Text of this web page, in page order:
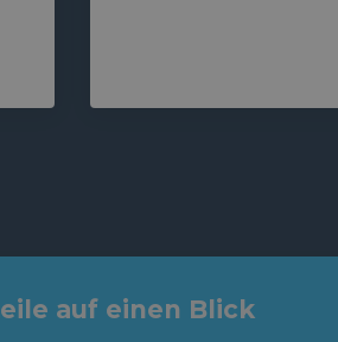
auf einen Blick